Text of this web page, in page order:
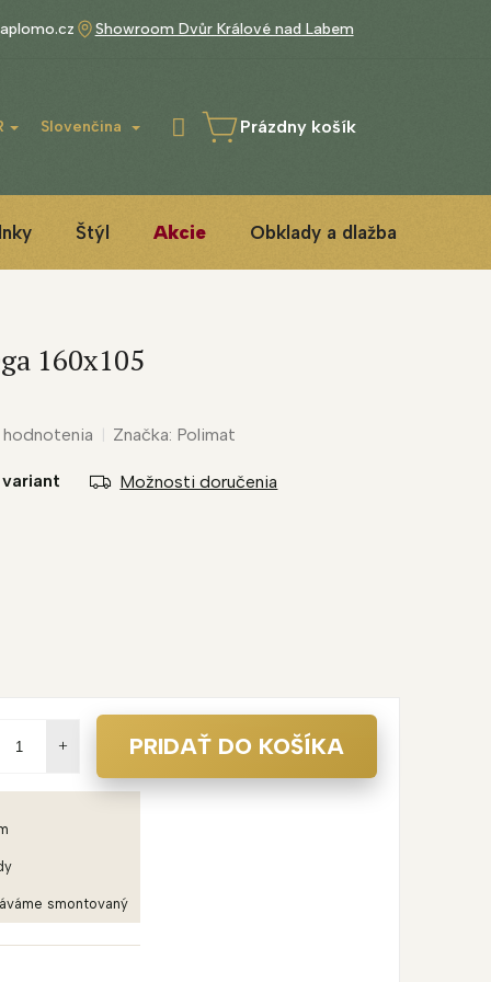
Showroom Dvůr Králové nad Labem
Slovenčina
NÁKUPNÝ
Prázdny košík
Štýl Akcie Obklady a dlažba
Možnosti doručenia
160x105
Značka: Polimat
PRIDAŤ DO KOŠÍKA
smontovaný